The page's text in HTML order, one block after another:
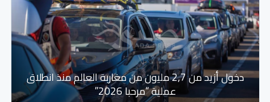
دخول أزيد من 2,7 مليون من مغاربة العالم منذ انطلاق
عملية “مرحبا 2026”